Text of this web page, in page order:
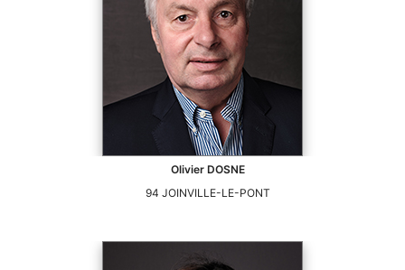
Olivier DOSNE
94 JOINVILLE-LE-PONT